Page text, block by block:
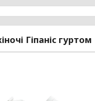
Гіпаніс гуртом